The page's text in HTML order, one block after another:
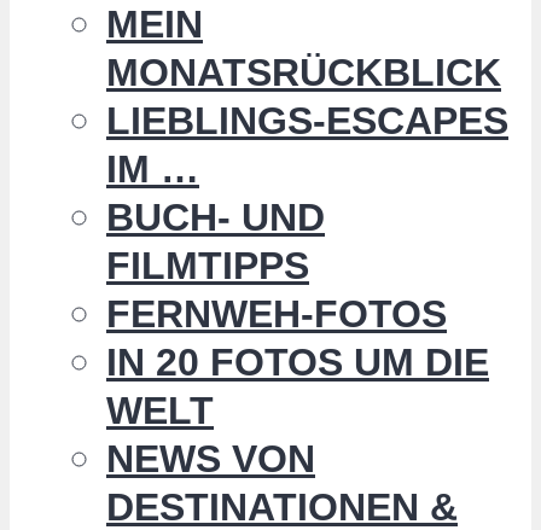
MEIN
MONATSRÜCKBLICK
LIEBLINGS-ESCAPES
IM …
BUCH- UND
FILMTIPPS
FERNWEH-FOTOS
IN 20 FOTOS UM DIE
WELT
NEWS VON
DESTINATIONEN &